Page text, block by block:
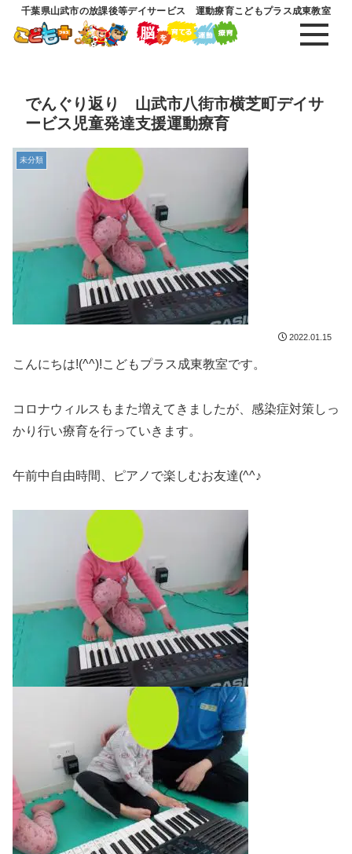
千葉県山武市の放課後等デイサービス 運動療育こどもプラス成東教室
でんぐり返り 山武市八街市横芝町デイサ
ービス児童発達支援運動療育
未分類
2022.01.15
こんにちは!(^^)!こどもプラス成東教室です。
コロナウィルスもまた増えてきましたが、感染症対策しっ
かり行い療育を行っていきます。
午前中自由時間、ピアノで楽しむお友達(^^♪